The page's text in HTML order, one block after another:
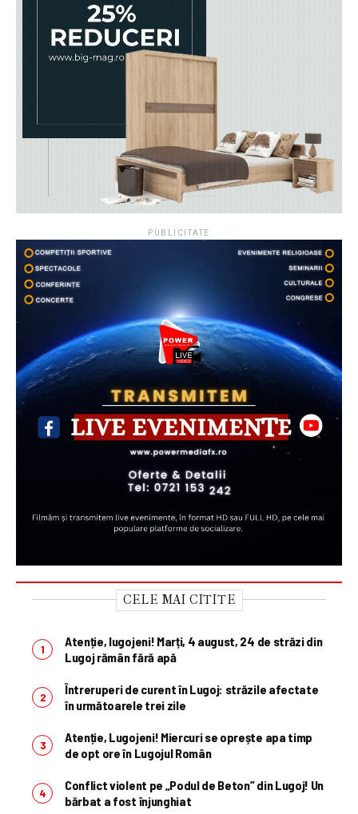
PUBLICITATE
CELE MAI CITITE
Atenție, lugojeni! Marți, 4 august, 24 de străzi din
Lugoj rămân fără apă
Întreruperi de curent în Lugoj: străzile afectate
în următoarele trei zile
Atenție, Lugojeni! Miercuri se oprește apa timp
de opt ore în Lugojul Român
Conflict violent pe „Podul de Beton” din Lugoj! Un
bărbat a fost înjunghiat